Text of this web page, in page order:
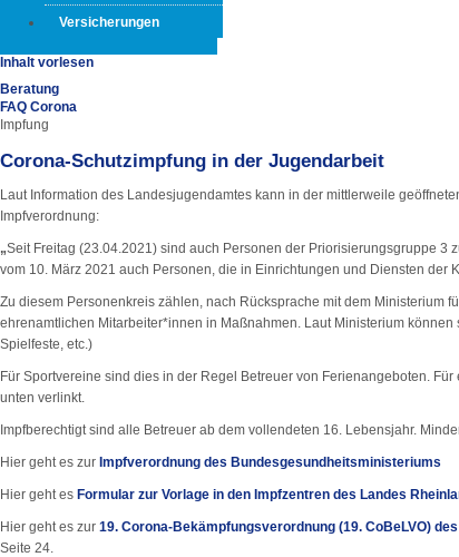
Versicherungen
Inhalt vorlesen
Beratung
FAQ Corona
Impfung
Corona-Schutzimpfung in der Jugendarbeit
Laut Information des Landesjugendamtes kann in der mittlerweile
Impfverordnung:
„Seit Freitag (23.04.2021) sind auch Personen der Priorisierungsgruppe 3
vom 10. März 2021 auch Personen, die in Einrichtungen und Diensten der
Zu diesem Personenkreis zählen, nach Rücksprache mit dem Ministerium
ehrenamtlichen Mitarbeiter*innen in Maßnahmen. Laut Ministerium
Spielfeste, etc.)
Für Sportvereine sind dies in der Regel Betreuer von Ferienangeboten.
unten verlinkt.
Impfberechtigt sind alle Betreuer ab dem vollendeten 16. Lebensjahr.
Hier geht es zur Impfverordnung des Bundesgesundheitsministeriums
Hier geht es Formular zur Vorlage in den Impfzentren des Landes
Hier geht es zur 19. Corona-Bekämpfungsverordnung (19. CoBeLVO)
Seite 24.